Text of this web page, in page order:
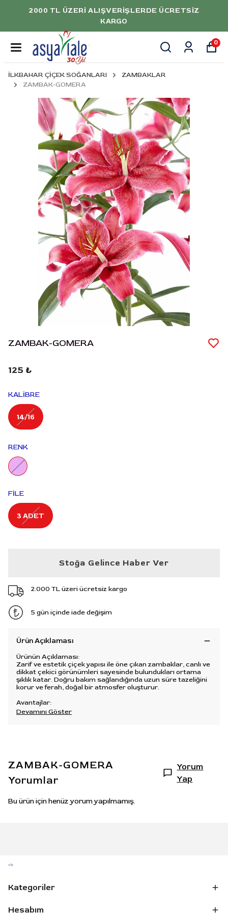
5000 TL ÜZERİ ALIŞVERİŞLERDE
0
İLKBAHAR ÇİÇEK SOĞANLARI
ZAMBAKLAR
ZAMBAK-GOMERA
ZAMBAK-GOMERA
125 ₺
KALİBRE
14/16
RENK
FİLE
3 ADET
Stoğa Gelince Haber Ver
2.000 TL üzeri ücretsiz kargo
5 gün içinde iade değişim
Ürün Açıklaması
Ürünün Açıklaması:
Zarif ve estetik çiçek yapısı ile öne çıkan zambaklar, canlı ve
dikkat çekici görünümleri sayesinde bulundukları ortama
şıklık katar. Doğru bakım sağlandığında uzun süre tazeliğini
korur ve ferah, doğal bir atmosfer oluşturur.
Avantajlar:
Devamını Göster
ZAMBAK-GOMERA
Yorumlar
Yorum
Yap
Bu ürün için henüz yorum yapılmamış.
Kategoriler
Hesabım